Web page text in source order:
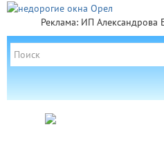
Реклама: ИП